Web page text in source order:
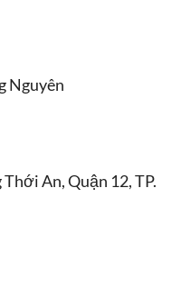
Nguyên
An, Quận 12, TP.